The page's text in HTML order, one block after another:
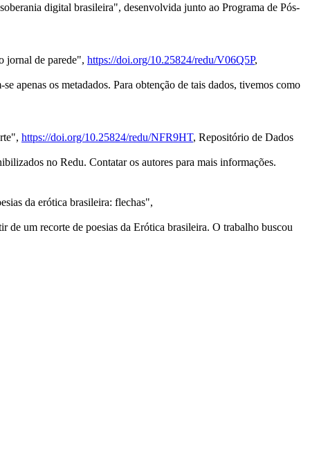
digital brasileira", desenvolvida junto ao Programa de Pós-
jornal de parede", https://doi.org/10.25824/redu/V06Q5P,
apenas os metadados. Para obtenção de tais dados, tivemos como
https://doi.org/10.25824/redu/NFR9HT, Repositório de Dados
no Redu. Contatar os autores para mais informações.
da erótica brasileira: flechas",
de um recorte de poesias da Erótica brasileira. O trabalho buscou